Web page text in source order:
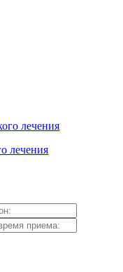
лечения